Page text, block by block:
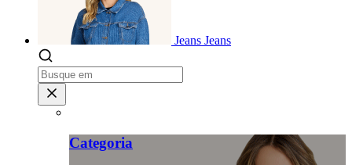
Jeans Jeans
Categoria